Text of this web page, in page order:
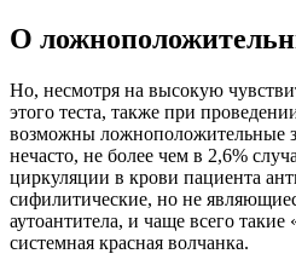
О
Но, несмотря на высокую
этого теста, также при
возможны ложноположительные
нечасто, не более чем в 2,6%
циркуляции в крови пациента
сифилитические, но не
аутоантитела, и чаще всего
системная красная волчанка.